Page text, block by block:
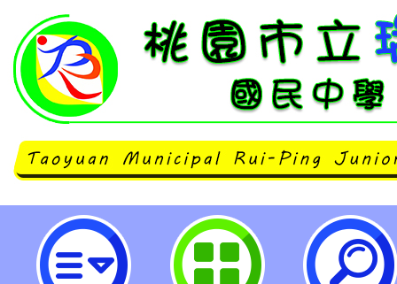
[114年暑輔複習考時程.學員名單.
市立瑞坪國民中學